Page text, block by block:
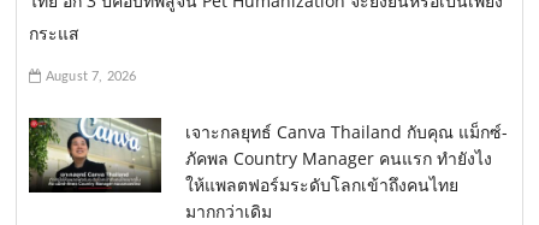
กระแส
August 7, 2026
เจาะกลยุทธ์ Canva Thailand กับคุณ แม็กซ์-
ภัคพล Country Manager คนแรก ทำยังไง
ให้แพลตฟอร์มระดับโลกเข้าถึงคนไทย
มากกว่าเดิม